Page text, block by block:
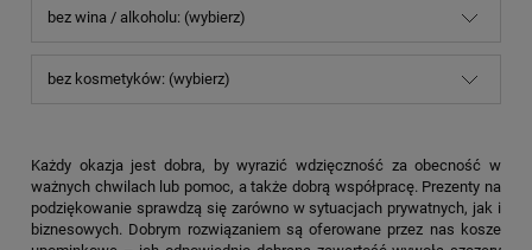
bez wina / alkoholu: (wybierz)
bez kosmetyków: (wybierz)
Każdy okazja jest dobra, by wyrazić wdzięczność za obecność w
ważnych chwilach lub pomoc, a także dobrą współpracę. Prezenty na
podziękowanie sprawdzą się zarówno w sytuacjach prywatnych, jak i
biznesowych. Dobrym rozwiązaniem są oferowane przez nas kosze